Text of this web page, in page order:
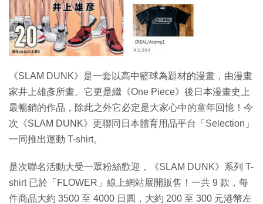
《SLAM DUNK》是一套以高中籃球為題材的漫畫，由漫畫
家井上雄彥所畫。它更是繼《One Piece》後日本漫畫史上
最暢銷的作品，除此之外它必定是大家心中的童年回憶！今
次《SLAM DUNK》更聯同日本體育用品平台「Selection」
一同推出運動 T-shirt。
是次聯名活動大受一眾粉絲歡迎，《SLAM DUNK》系列 T-
shirt 已於「FLOWER」線上網站展開販售！一共 9 款，每
件商品大約 3500 至 4000 日圓，大約 200 至 300 元港幣左